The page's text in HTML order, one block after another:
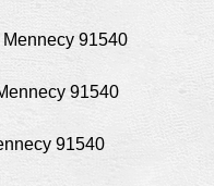
91540
91540
91540